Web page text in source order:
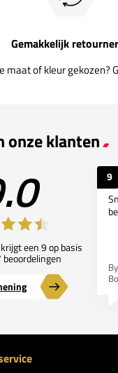
Gemakkelijk
maat of kleur gekozen?
onze klanten
een 9 op basis
9
By